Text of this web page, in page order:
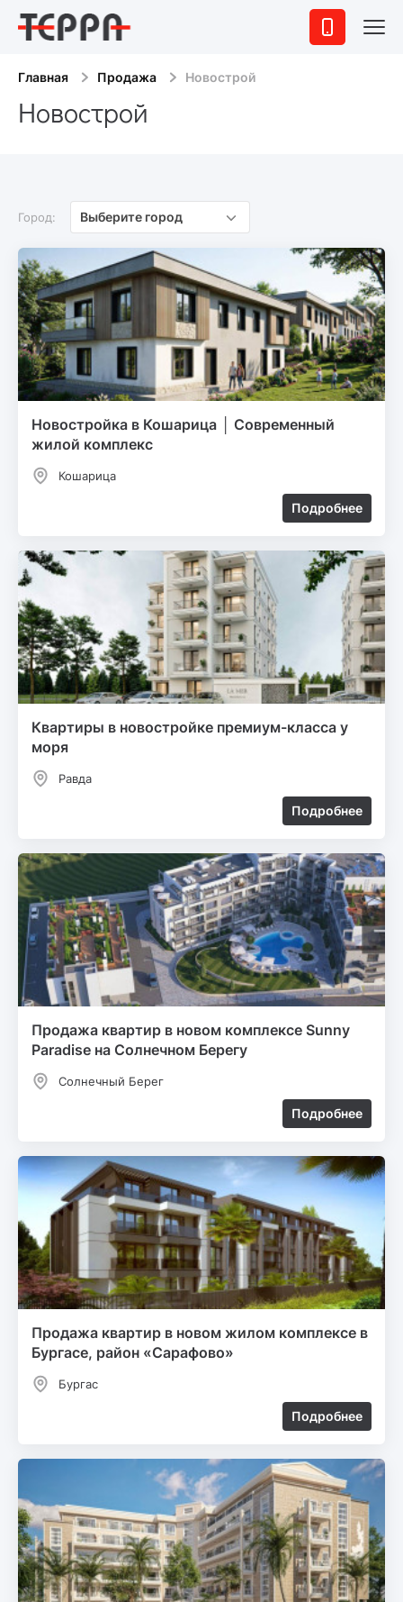
Главная Продажа Новострой
Новострой
Город: Выберите город
Новостройка в Кошарица │ Современный
жилой комплекс
Кошарица
Подробнее
Квартиры в новостройке премиум-класса у
моря
Равда
Подробнее
Продажа квартир в новом комплексе Sunny
Paradise на Солнечном Берегу
Солнечный Берег
Подробнее
Продажа квартир в новом жилом комплексе в
Бургасе, район «Сарафово»
Бургас
Подробнее